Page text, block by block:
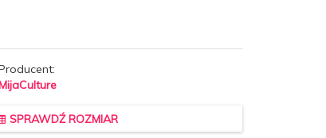
SPRAWDŹ ROZMIAR